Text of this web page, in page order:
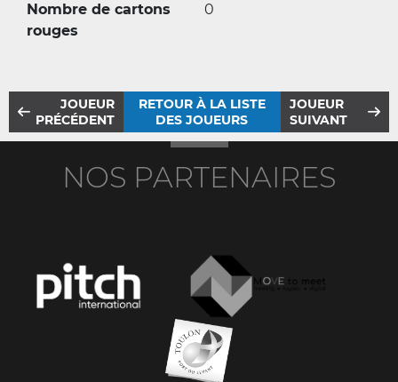
Nombre de cartons
rouges
0
JOUEUR
PRÉCÉDENT
RETOUR À LA LISTE
DES JOUEURS
JOUEUR
SUIVANT
NOS PARTENAIRES